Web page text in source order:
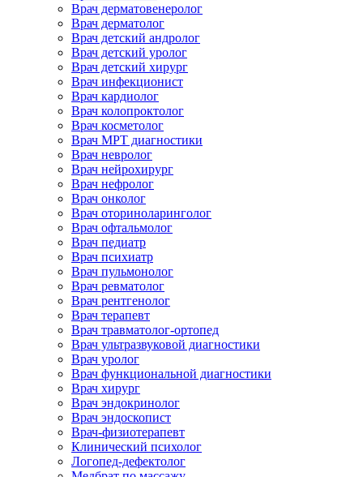
Врач дерматовенеролог
Врач дерматолог
Врач детский андролог
Врач детский уролог
Врач детский хирург
Врач инфекционист
Врач кардиолог
Врач колопроктолог
Врач косметолог
Врач МРТ диагностики
Врач невролог
Врач нейрохирург
Врач нефролог
Врач онколог
Врач оториноларинголог
Врач офтальмолог
Врач педиатр
Врач психиатр
Врач пульмонолог
Врач ревматолог
Врач рентгенолог
Врач терапевт
Врач травматолог-ортопед
Врач ультразвуковой диагностики
Врач уролог
Врач функциональной диагностики
Врач хирург
Врач эндокринолог
Врач эндоскопист
Врач-физиотерапевт
Клинический психолог
Логопед-дефектолог